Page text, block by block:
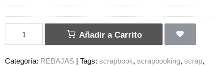
Añadir a Carrito
Categoría: REBAJAS Tags: scrapbook scrapbooking scrap